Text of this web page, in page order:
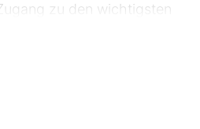
zu den wichtigsten
einen Besuch wert sind. Die